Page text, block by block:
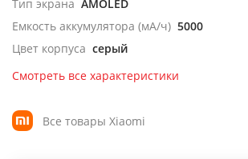
Тип экрана AMOLED
Емкость аккумулятора (мА/ч) 5000
Цвет корпуса серый
Смотреть все характеристики
Все товары Xiaomi